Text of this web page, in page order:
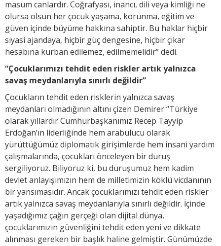
masum canlardır. Coğrafyası, inancı, dili veya kimliği ne
olursa olsun her çocuk yaşama, korunma, eğitim ve
güven içinde büyüme hakkına sahiptir. Bu haklar hiçbir
siyasi ajandaya, hiçbir güç dengesine, hiçbir çıkar
hesabına kurban edilemez, edilmemelidir” dedi.
“Çocuklarımızı tehdit eden riskler artık yalnızca
savaş meydanlarıyla sınırlı değildir”
Çocukların tehdit eden risklerin yalnızca savaş
meydanları olmadığının altını çizen Demirer “Türkiye
olarak yıllardır Cumhurbaşkanımız Recep Tayyip
Erdoğan’ın liderliğinde hem arabulucu olarak
yürüttüğümüz diplomatik girişimlerde hem insani yardım
çalışmalarında, çocukları önceleyen bir duruş
sergiliyoruz. Biliyoruz ki, bu duruşumuz hem kadim
devlet anlayışımızın hem de milletimizin köklü vicdanının
bir yansımasıdır. Ancak çocuklarımızı tehdit eden riskler
artık yalnızca savaş meydanlarıyla sınırlı değildir. İçinde
yaşadığımız çağın gerçeği olan dijital dünya,
çocuklarımızın güvenliğini tehdit eden yeni ve dikkate
alınması gereken bir başlık haline gelmiştir. Günümüzde